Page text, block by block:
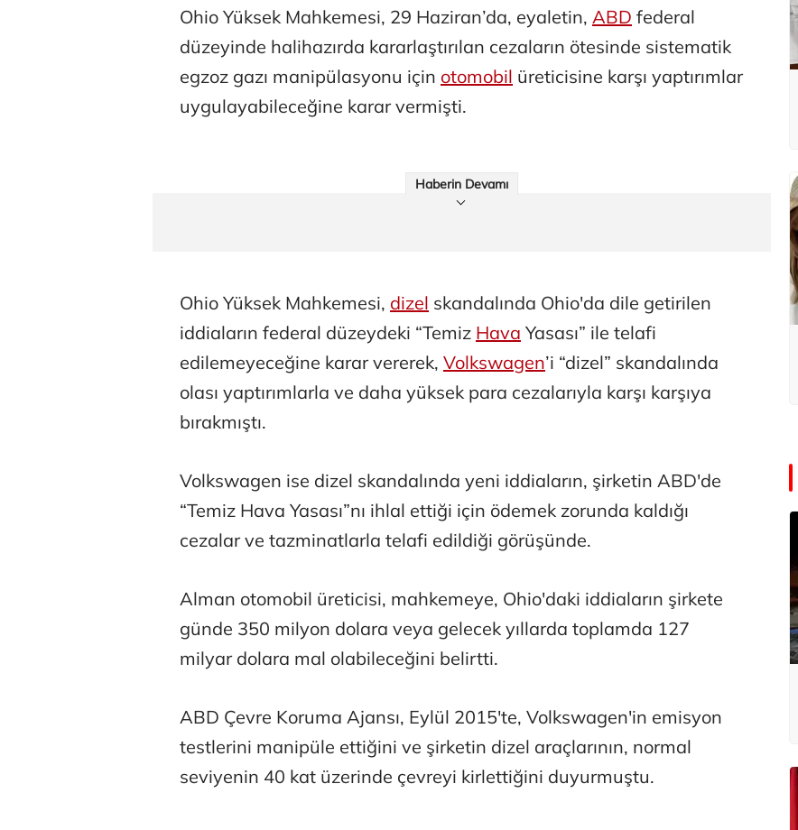
Ohio Yüksek Mahkemesi, 29 Haziran’da, eyaletin, ABD federal
düzeyinde halihazırda kararlaştırılan cezaların ötesinde sistematik
egzoz gazı manipülasyonu için otomobil üreticisine karşı yaptırımlar
uygulayabileceğine karar vermişti.
Haberin Devamı
Ohio Yüksek Mahkemesi, dizel skandalında Ohio'da dile getirilen
iddiaların federal düzeydeki “Temiz Hava Yasası” ile telafi
edilemeyeceğine karar vererek, Volkswagen’i “dizel” skandalında
olası yaptırımlarla ve daha yüksek para cezalarıyla karşı karşıya
bırakmıştı.
Volkswagen ise dizel skandalında yeni iddiaların, şirketin ABD'de
“Temiz Hava Yasası”nı ihlal ettiği için ödemek zorunda kaldığı
cezalar ve tazminatlarla telafi edildiği görüşünde.
Alman otomobil üreticisi, mahkemeye, Ohio'daki iddiaların şirkete
günde 350 milyon dolara veya gelecek yıllarda toplamda 127
milyar dolara mal olabileceğini belirtti.
ABD Çevre Koruma Ajansı, Eylül 2015'te, Volkswagen'in emisyon
testlerini manipüle ettiğini ve şirketin dizel araçlarının, normal
seviyenin 40 kat üzerinde çevreyi kirlettiğini duyurmuştu.